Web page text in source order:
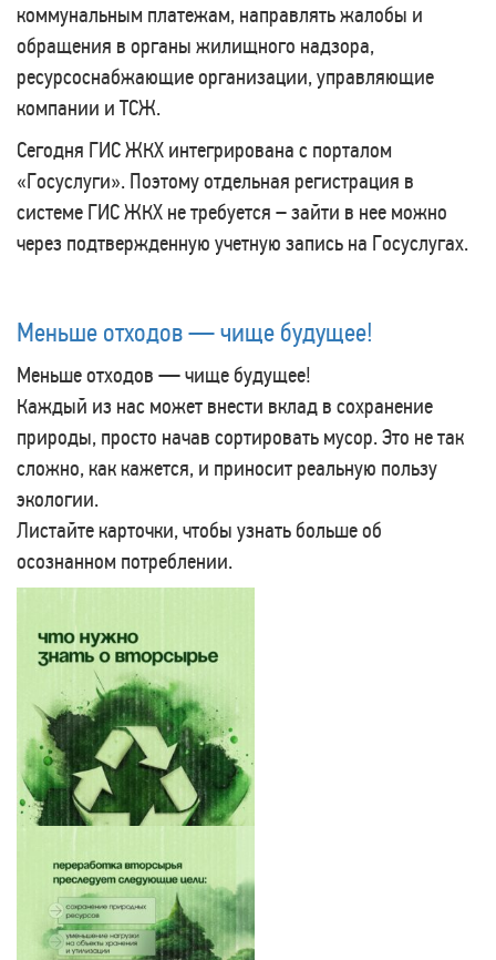
коммунальным платежам, направлять жалобы и
обращения в органы жилищного надзора,
ресурсоснабжающие организации, управляющие
компании и ТСЖ.
Сегодня ГИС ЖКХ интегрирована с порталом
«Госуслуги». Поэтому отдельная регистрация в
системе ГИС ЖКХ не требуется – зайти в нее можно
через подтвержденную учетную запись на Госуслугах.
Меньше отходов — чище будущее!
Меньше отходов — чище будущее!
Каждый из нас может внести вклад в сохранение
природы, просто начав сортировать мусор. Это не так
сложно, как кажется, и приносит реальную пользу
экологии.
Листайте карточки, чтобы узнать больше об
осознанном потреблении.